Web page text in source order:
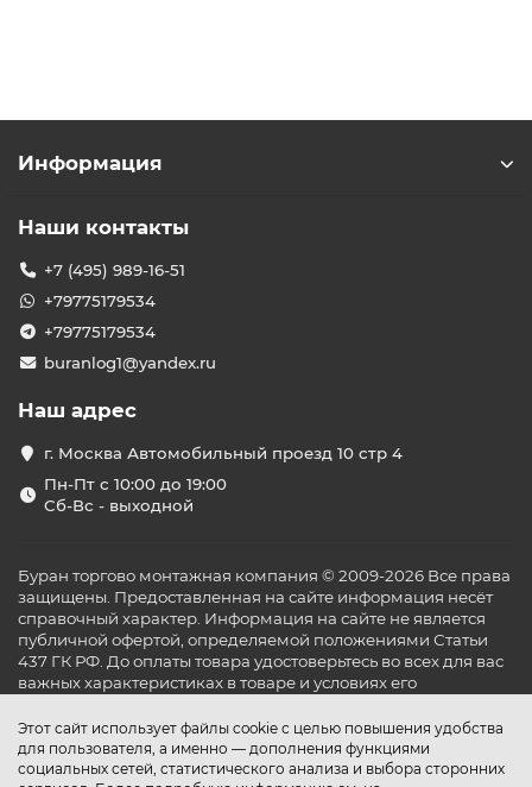
Этот сайт использует файлы cookie с целью повышения удобства
для пользователя, а именно — дополнения функциями
социальных сетей, статистического анализа и выбора сторонних
Информация
Наши контакты
+7 (495) 989-16-51
+79775179534
+79775179534
buranlog1@yandex.ru
Наш адрес
г. Москва Автомобильный проезд 10 стр 4
Пн-Пт с 10:00 до 19:00
Сб-Вс - выходной
Буран торгово монтажная компания © 2009-2026 Все права
защищены. Предоставленная на сайте информация несёт
справочный характер. Информация на сайте не является
публичной офертой, определяемой положениями Статьи
437 ГК РФ. До оплаты товара удостоверьтесь во всех для вас
важных характеристиках в товаре и условиях его